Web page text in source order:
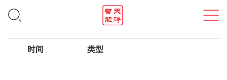
招聘信息
时间 类型